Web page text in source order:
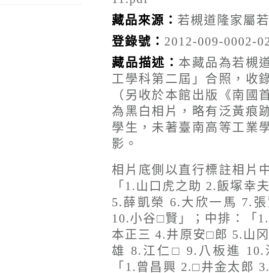
藏品來源： 若槻道隆家屬
登錄號： 2012-009-0002-
藏品描述： 本藏品為若槻
工學科第二屆」合照，收
（另收於本館出版《南國
為黑白相片，略有泛黃痕
學生，未著臺南高等工業
影。
相片底側以直行標註相片
「1.山口虎之助 2.飯塚幸
5.薛凱榮 6.大欣一馬 7.
10.小谷□賢」；中排：「
本正三 4.井原安□郎 5.山
雄 8.江仁□ 9.八板進 10.
「1.曾昌興 2.□井金太郎